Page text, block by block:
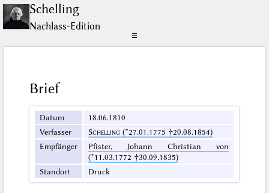
Schelling
Nachlass-Edition
☰
Brief
Datum
18.06.1810
Verfasser
Schelling (*27.01.1775 †20.08.1854)
Empfänger
Pfister, Johann Christian von
(*11.03.1772 †30.09.1835)
Standort
Druck